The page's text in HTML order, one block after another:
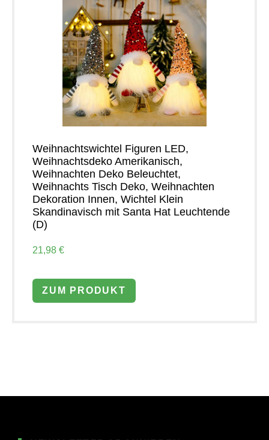
Weihnachtswichtel Figuren LED,
Weihnachtsdeko Amerikanisch,
Weihnachten Deko Beleuchtet,
Weihnachts Tisch Deko, Weihnachten
Dekoration Innen, Wichtel Klein
Skandinavisch mit Santa Hat Leuchtende
(D)
21,98 €
ZUM PRODUKT